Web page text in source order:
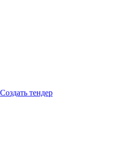
Создать тендер